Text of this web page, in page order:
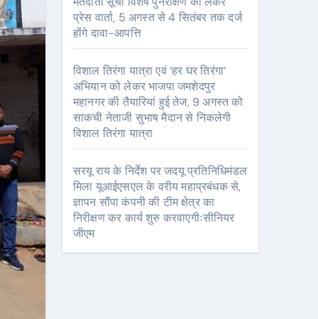
प्रेस वार्ता, 5 अगस्त से 4 सितंबर तक दर्ज
होंगे दावा-आपत्ति
विशाल तिरंगा यात्रा एवं ‘हर घर तिरंगा’
अभियान को लेकर भाजपा जमशेदपुर
महानगर की तैयारियां हुई तेज, 9 अगस्त को
साकची नेताजी सुभाष मैदान से निकलेगी
विशाल तिरंगा यात्रा
सरयू राय के निर्देश पर जदयू प्रतिनिधिमंडल
मिला यूआईएसएल के वरीय महाप्रबंधक से,
ज्ञापन सौंपा कंपनी की टीम क्षेत्र का
निरीक्षण कर कार्य शुरु करवाएगीःसीनियर
जीएम